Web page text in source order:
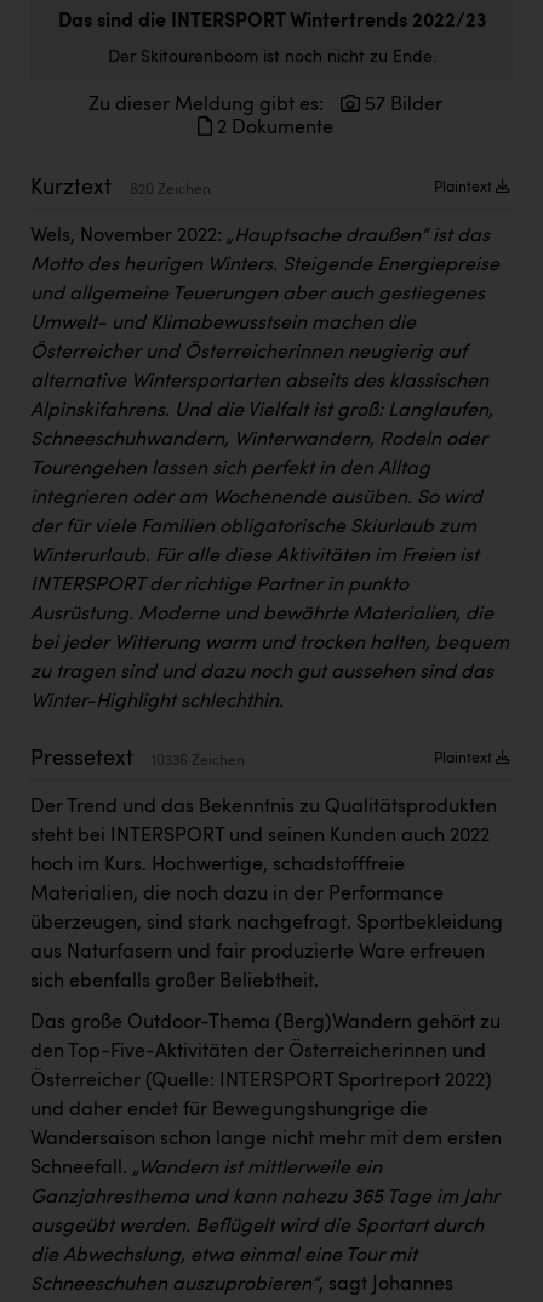
Doppler Gruppe
everfield
Fristads Austria
HIG Infomotion Group
IFE Austria GmbH
Immotech
INTERSPAR
INTERSPORT Austria
Jesolo
Jane Goodall Institute Austria
Kärcher
Karin Liedl
KEBA
KIWI Kinderwunsch Institut Dr. Loimer
Kremsmüller Anlagenbau GmbH
Maximarkt
Oldtimer Raststationen und Motorhotels
Österreichischer Kachelofenverband
Passage Linz
PÜSPÖK
REMAX
RE/MAX Welcome
Resch&Frisch
Das sind die INTERSPORT Wintertrends 2022/23
Der Skitourenboom ist noch nicht zu Ende.
Zu dieser Meldung gibt es:
57 Bilder
2 Dokumente
Kurztext 820 Zeichen Plaintext
Wels, November 2022: „Hauptsache draußen“ ist das
Motto des heurigen Winters. Steigende Energiepreise
und allgemeine Teuerungen aber auch gestiegenes
Umwelt- und Klimabewusstsein machen die
Österreicher und Österreicherinnen neugierig auf
alternative Wintersportarten abseits des klassischen
Alpinskifahrens. Und die Vielfalt ist groß: Langlaufen,
Schneeschuhwandern, Winterwandern, Rodeln oder
Tourengehen lassen sich perfekt in den Alltag
integrieren oder am Wochenende ausüben. So wird
der für viele Familien obligatorische Skiurlaub zum
Winterurlaub. Für alle diese Aktivitäten im Freien ist
INTERSPORT der richtige Partner in punkto
Ausrüstung. Moderne und bewährte Materialien, die
bei jeder Witterung warm und trocken halten, bequem
zu tragen sind und dazu noch gut aussehen sind das
Winter-Highlight schlechthin.
Pressetext 10336 Zeichen Plaintext
Der Trend und das Bekenntnis zu Qualitätsprodukten
steht bei INTERSPORT und seinen Kunden auch 2022
hoch im Kurs. Hochwertige, schadstofffreie
Materialien, die noch dazu in der Performance
überzeugen, sind stark nachgefragt. Sportbekleidung
aus Naturfasern und fair produzierte Ware erfreuen
sich ebenfalls großer Beliebtheit.
Das große Outdoor-Thema (Berg)Wandern gehört zu
den Top-Five-Aktivitäten der Österreicherinnen und
Österreicher (Quelle: INTERSPORT Sportreport 2022)
und daher endet für Bewegungshungrige die
Wandersaison schon lange nicht mehr mit dem ersten
Schneefall. „Wandern ist mittlerweile ein
Ganzjahresthema und kann nahezu 365 Tage im Jahr
ausgeübt werden. Beflügelt wird die Sportart durch
die Abwechslung, etwa einmal eine Tour mit
Schneeschuhen auszuprobieren“, sagt Johannes